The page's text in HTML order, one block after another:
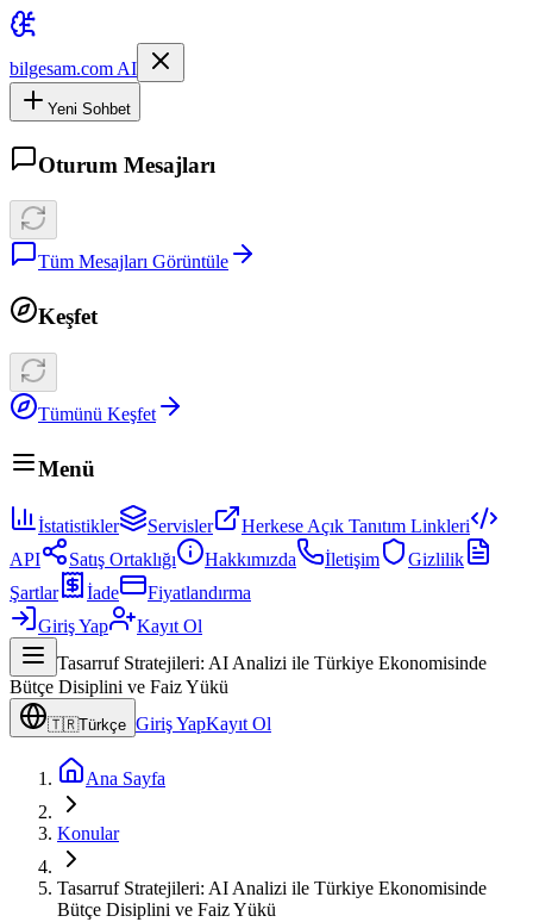
bilgesam.com AI
Yeni Sohbet
Oturum Mesajları
Tüm Mesajları Görüntüle
Keşfet
Tümünü Keşfet
Menü
İstatistikler Servisler
Herkese Açık Tanıtım Linkleri
API
Satış Ortaklığı Hakkımızda İletişim
Gizlilik
Şartlar
İade
Fiyatlandırma
Giriş Yap
Kayıt Ol
Tasarruf Stratejileri: AI Analizi ile Türkiye Ekonomisinde
Bütçe Disiplini ve Faiz Yükü
🇹🇷Türkçe Giriş YapKayıt Ol
Ana Sayfa
Konular
Tasarruf Stratejileri: AI Analizi ile Türkiye Ekonomisinde
Bütçe Disiplini ve Faiz Yükü